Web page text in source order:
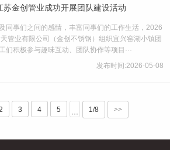
金创管业成功开展团队建设活动
同事们之间的感情，丰富同事们的工作生活，2026
管业有限公司（金创不锈钢）组织宜兴窑湖小镇团
们积极参与趣味互动、团队协作等项目···
发布时间:2026-05-08
3 4 5 ··· 1/8 >>